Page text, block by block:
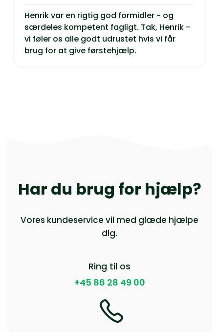
Henrik var en rigtig god formidler - og
særdeles kompetent fagligt. Tak, Henrik -
vi føler os alle godt udrustet hvis vi får
brug for at give førstehjælp.
Har du brug for hjælp?
Vores kundeservice vil med glæde hjælpe
dig.
Ring til os
+45 86 28 49 00